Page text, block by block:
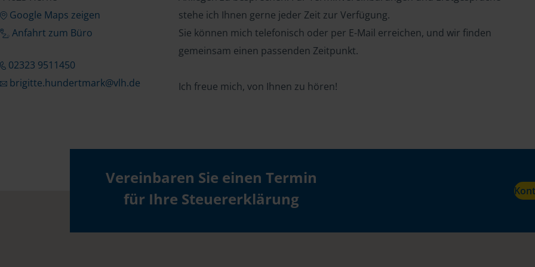
Google Maps zeigen
Anfahrt zum Büro
02323 9511450
brigitte.hundertmark@vlh.de
stehe ich Ihnen gerne jeder Zeit zur Verfügung.
Sie können mich telefonisch oder per E-Mail erreichen, und wir finden
gemeinsam einen passenden Zeitpunkt.
Ich freue mich, von Ihnen zu hören!
Vereinbaren Sie einen Termin
für Ihre Steuererklärung